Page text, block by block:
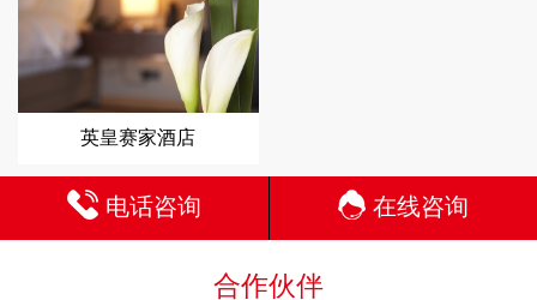
英皇赛家酒店
电话咨询 在线咨询
合作伙伴